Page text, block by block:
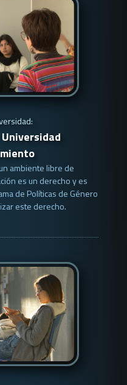
ambiente libre de
es un derecho y es
de Políticas de Género
este derecho.